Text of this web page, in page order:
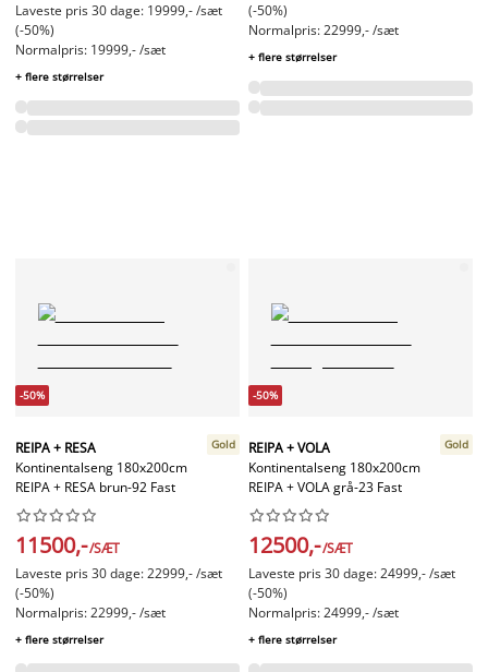
Laveste pris 30 dage: 19999,- /sæt
(-50%)
Normalpris: 19999,- /sæt
+ flere størrelser
(-50%)
Normalpris: 22999,- /sæt
+ flere størrelser
-50%
REIPA + RESA
Kontinentalseng 180x200cm
REIPA + RESA brun-92 Fast
Gold






11500,-/SÆT
Laveste pris 30 dage: 22999,- /sæt
(-50%)
Normalpris: 22999,- /sæt
+ flere størrelser
-50%
REIPA + VOLA
Kontinentalseng 180x200cm
REIPA + VOLA grå-23 Fast
Gold






12500,-/SÆT
Laveste pris 30 dage: 24999,- /sæt
(-50%)
Normalpris: 24999,- /sæt
+ flere størrelser